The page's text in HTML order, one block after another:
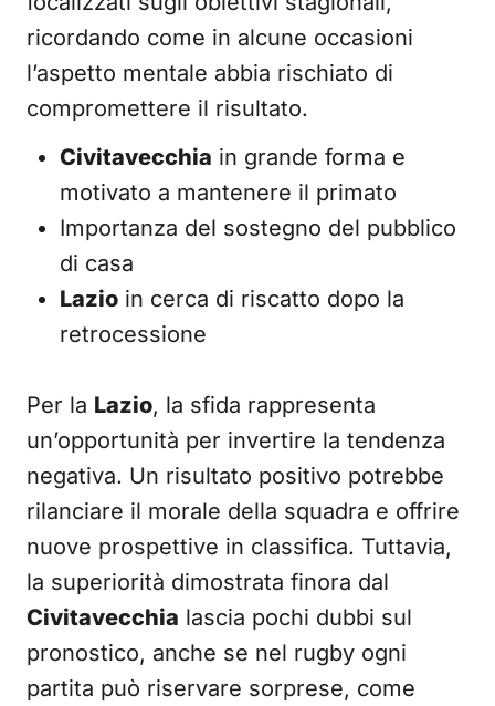
ricordando come in alcune occasioni
l’aspetto mentale abbia rischiato di
compromettere il risultato.
Civitavecchia in grande forma e
motivato a mantenere il primato
Importanza del sostegno del pubblico
di casa
Lazio in cerca di riscatto dopo la
retrocessione
Per la Lazio, la sfida rappresenta
un’opportunità per invertire la tendenza
negativa. Un risultato positivo potrebbe
rilanciare il morale della squadra e offrire
nuove prospettive in classifica. Tuttavia,
la superiorità dimostrata finora dal
Civitavecchia lascia pochi dubbi sul
pronostico, anche se nel rugby ogni
partita può riservare sorprese, come